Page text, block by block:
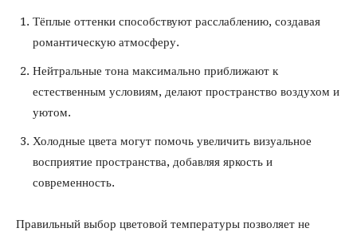
Тёплые оттенки способствуют расслаблению, создавая
романтическую атмосферу.
Нейтральные тона максимально приближают к
естественным условиям, делают пространство воздухом и
уютом.
Холодные цвета могут помочь увеличить визуальное
восприятие пространства, добавляя яркость и
современность.
Правильный выбор цветовой температуры позволяет не